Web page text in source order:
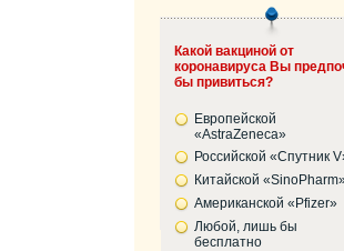
Какой вакциной от
коронавируса Вы
бы привиться?
Европейской
«AstraZeneca»
Российской «Спутник
Китайской
Американской «Pfizer»
Любой, лишь бы
бесплатно